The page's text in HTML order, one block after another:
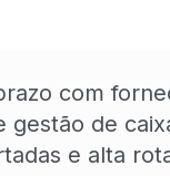
com
gestão de
e alta